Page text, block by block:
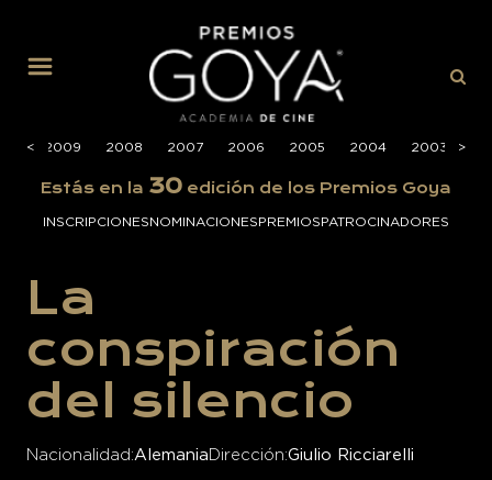
<
< 2009 2008 2007 2006 2005 2004 2003 >
>
Estás en la 30 edición de los Premios Goya
INSCRIPCIONESNOMINACIONESPREMIOSPATROCINADORES
La
conspiración
del silencio
Nacionalidad Alemania Dirección Giulio Ricciarelli